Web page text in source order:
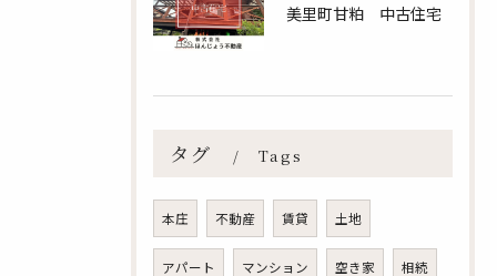
美里町甘粕 中古住宅
タグ Tags
本庄 不動産 賃貸 土地
アパート マンション 空き家 相続
無料査定のお申し込みはこちら